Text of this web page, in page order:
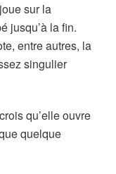
sur la
jusqu’à la fin.
entre autres, la
singulier
qu’elle ouvre
quelque